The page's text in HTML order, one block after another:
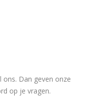
Dan geven onze
op je vragen.